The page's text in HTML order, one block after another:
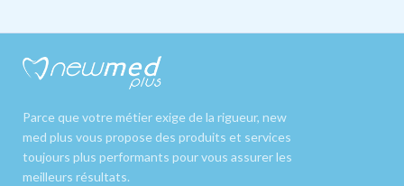
Parce que votre métier exige de la rigueur, new
med plus vous propose des produits et services
toujours plus performants pour vous assurer les
meilleurs résultats.